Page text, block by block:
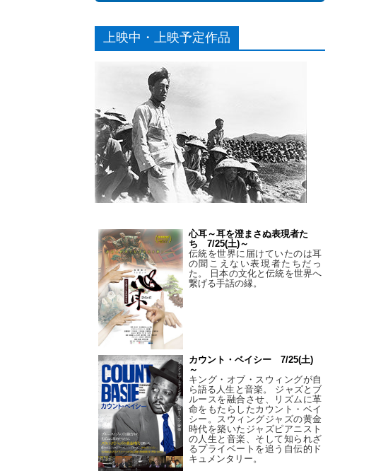
上映中・上映予定作品
心耳～耳を澄まさぬ表現者た
ち 7/25(土)～
伝統を世界に届けていたのは耳
の聞こえない表現者たちだっ
た。 日本の文化と伝統を世界へ
繋げる手話の縁。
カウント・ベイシー 7/25(土)
～
キング・オブ・スウィングが自
ら語る人生と音楽。 ジャズとブ
ルースを融合させ、リズムに革
命をもたらしたカウント・ベイ
シー。スウィングジャズの黄金
時代を築いたジャズピアニスト
の人生と音楽、そして知られざ
るプライベートを追う自伝的ド
キュメンタリー。